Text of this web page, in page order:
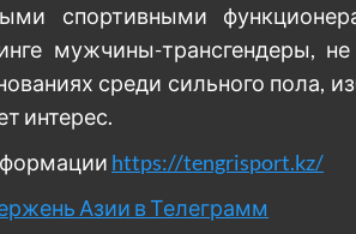
спортивными
мужчины-трансгендеры,
среди сильного пола,
интерес.
https://tengrisport.kz/
Азии в Телеграмм